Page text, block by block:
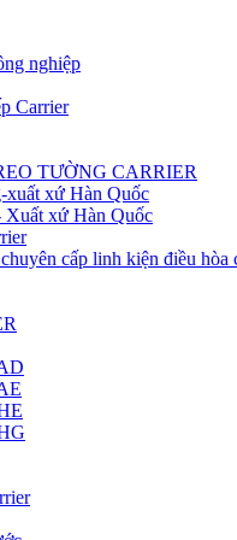
nghiệp
Carrier
TƯỜNG CARRIER
xuất xứ Hàn Quốc
Xuất xứ Hàn Quốc
cấp linh kiện điều hòa